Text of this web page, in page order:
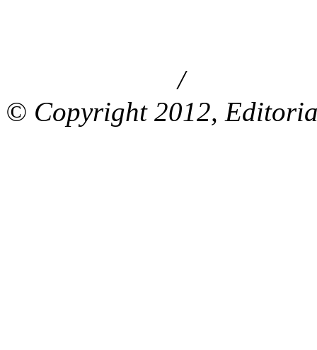
/
© Copyright 2012,